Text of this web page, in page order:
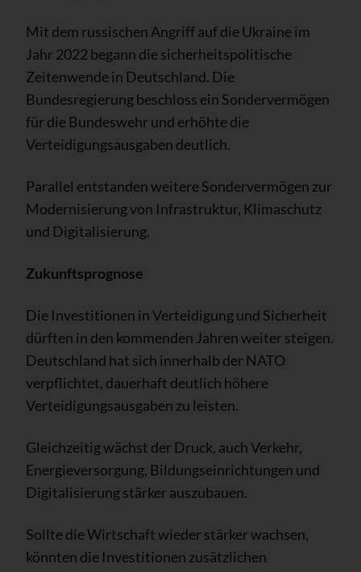
Mit dem russischen Angriff auf die Ukraine im
Jahr 2022 begann die sicherheitspolitische
Zeitenwende in Deutschland. Die
Bundesregierung beschloss ein Sondervermögen
für die Bundeswehr und erhöhte die
Verteidigungsausgaben deutlich.
Parallel entstanden weitere Sondervermögen zur
Modernisierung von Infrastruktur, Klimaschutz
und Digitalisierung.
Zukunftsprognose
Die Investitionen in Verteidigung und Sicherheit
dürften in den kommenden Jahren weiter steigen.
Deutschland hat sich innerhalb der NATO
verpflichtet, dauerhaft deutlich höhere
Verteidigungsausgaben zu leisten.
Gleichzeitig wächst der Druck, auch Verkehr,
Energieversorgung, Bildungseinrichtungen und
Digitalisierung stärker auszubauen.
Sollte die Wirtschaft wieder stärker wachsen,
könnten die Investitionen zusätzlichen